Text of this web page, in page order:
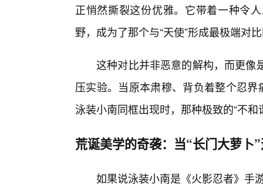
正悄然撕裂这份优雅。它带着一种令
野，成为了那个与“天使”形成最极端对
这种对比并非恶意的解构，而更像
压实验。当原本肃穆、背负着整个忍
泳装小南同框出现时，那种极致的“不
荒诞美学的奇袭：当“长门大萝卜
如果说泳装小南是《火影忍者》手